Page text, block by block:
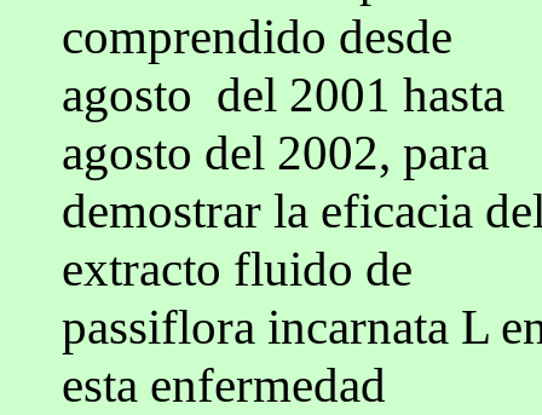
comprendido desde
agosto del 2001 hasta
agosto del 2002, para
demostrar la eficacia
extracto fluido de
passiflora incarnata L
esta enfermedad